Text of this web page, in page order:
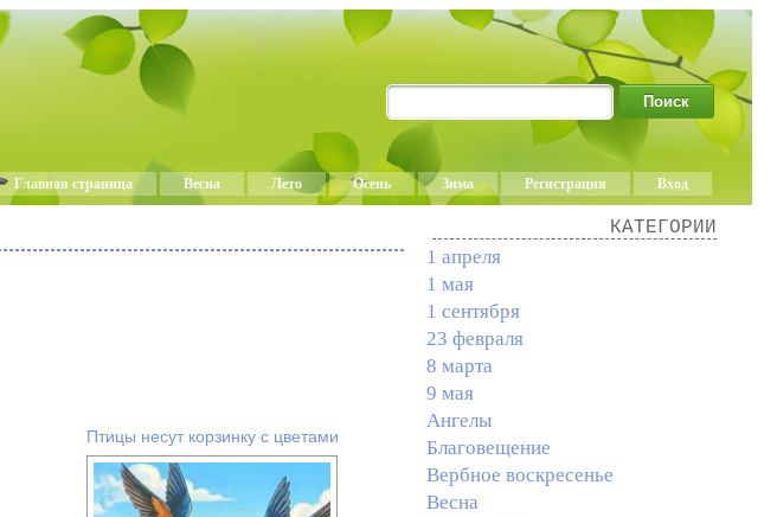
Главная страница Весна Лето Осень Зима Регистрация Вход
Птицы несут корзинку с цветами
КАТЕГОРИИ
1 апреля
1 мая
1 сентября
23 февраля
8 марта
9 мая
Ангелы
Благовещение
Вербное воскресенье
Весна